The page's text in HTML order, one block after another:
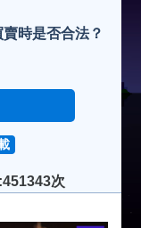
時是否合法？
次